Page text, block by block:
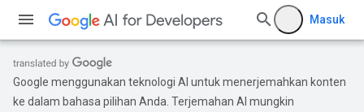
Masuk
Google menggunakan teknologi AI untuk menerjemahkan konten
ke dalam bahasa pilihan Anda. Terjemahan AI mungkin